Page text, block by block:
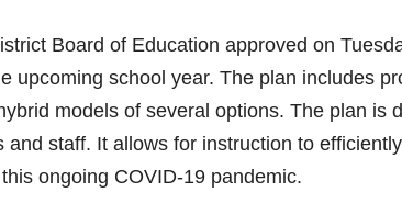
Board of Education approved on
upcoming school year. The plan includes
models of several options. The plan is
staff. It allows for instruction to
ongoing COVID-19 pandemic.